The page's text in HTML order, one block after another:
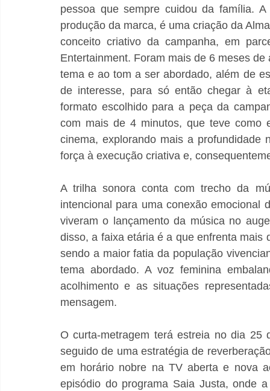
pessoa que sempre cuidou da família.
produção da marca, é uma criação da
conceito criativo da campanha, em
Entertainment. Foram mais de 6 meses
tema e ao tom a ser abordado, além de
de interesse, para só então chegar à
formato escolhido para a peça da
com mais de 4 minutos, que teve como
cinema, explorando mais a profundidade
força à execução criativa e,
A trilha sonora conta com trecho da
intencional para uma conexão emocional
viveram o lançamento da música no
disso, a faixa etária é a que enfrenta mais
sendo a maior fatia da população
tema abordado. A voz feminina
acolhimento e as situações
mensagem.
O curta-metragem terá estreia no dia 25
seguido de uma estratégia de
em horário nobre na TV aberta e nova
episódio do programa Saia Justa, onde